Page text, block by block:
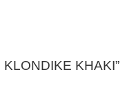
KHAKI”